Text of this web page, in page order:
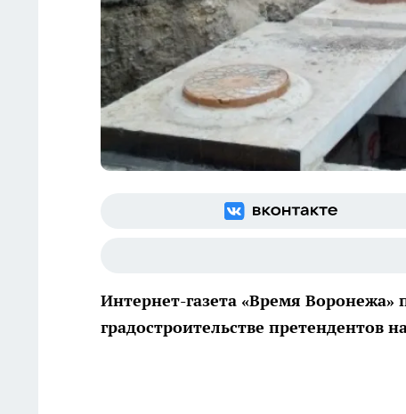
Интернет-газета «Время
градостроительстве претендентов